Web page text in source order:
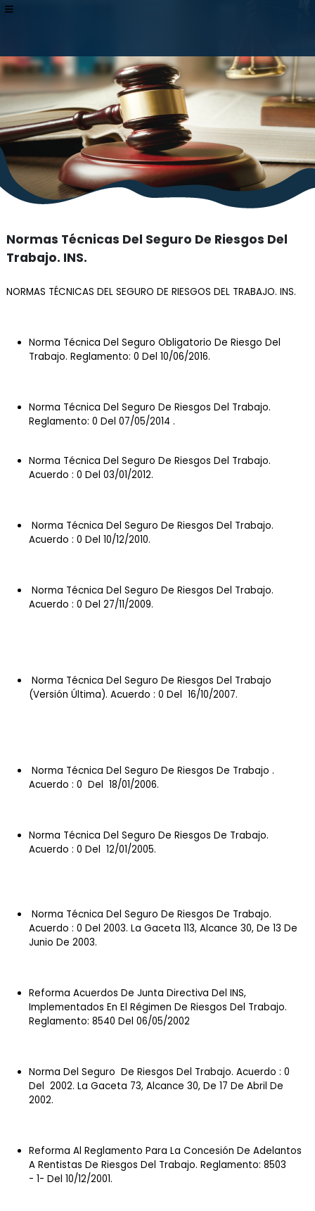
Atención:
cuenta
con
un
sistema
de
accesibilidad.
Normas Técnicas Del Seguro De Riesgos Del
Trabajo. INS.
NORMAS TÉCNICAS DEL SEGURO DE RIESGOS DEL TRABAJO. INS.
Norma Técnica Del Seguro Obligatorio De Riesgo Del
Trabajo. Reglamento: 0 Del 10/06/2016.
Norma Técnica Del Seguro De Riesgos Del Trabajo.
Reglamento: 0 Del 07/05/2014 .
Norma Técnica Del Seguro De Riesgos Del Trabajo.
Acuerdo : 0 Del 03/01/2012.
Norma Técnica Del Seguro De Riesgos Del Trabajo.
Acuerdo : 0 Del 10/12/2010.
Norma Técnica Del Seguro De Riesgos Del Trabajo.
Acuerdo : 0 Del 27/11/2009.
Norma Técnica Del Seguro De Riesgos Del Trabajo
(versión Última). Acuerdo : 0 Del 16/10/2007.
Norma Técnica Del Seguro De Riesgos De Trabajo .
Acuerdo : 0 Del 18/01/2006.
Norma Técnica Del Seguro De Riesgos De Trabajo.
Acuerdo : 0 Del 12/01/2005.
Norma Técnica Del Seguro De Riesgos De Trabajo.
Acuerdo : 0 Del 2003. La Gaceta 113, Alcance 30, De 13 De
Junio De 2003.
Reforma Acuerdos De Junta Directiva Del INS,
Implementados En El Régimen De Riesgos Del Trabajo.
Reglamento: 8540 Del 06/05/2002
Norma Del Seguro De Riesgos Del Trabajo. Acuerdo : 0
Del 2002. La Gaceta 73, Alcance 30, De 17 De Abril De
2002.
Reforma Al Reglamento Para La Concesión De Adelantos
A Rentistas De Riesgos Del Trabajo. Reglamento: 8503
- 1- Del 10/12/2001.